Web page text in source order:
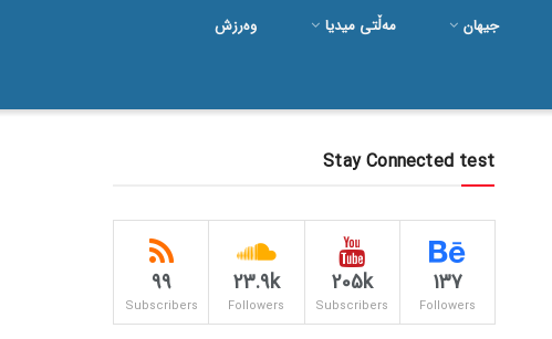
جیهان مەڵتی میدیا وەرزش
Stay Connected test
137
Followers
205k
Subscribers
23.9k
Followers
99
Subscribers